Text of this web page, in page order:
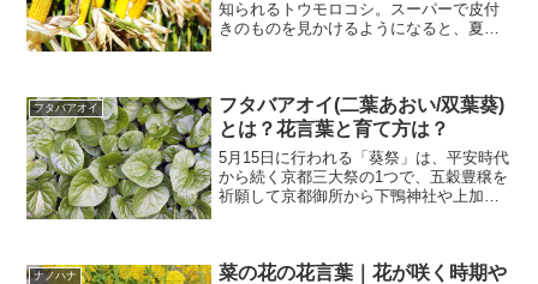
知られるトウモロコシ。スーパーで皮付
きのものを見かけるようになると、夏が
して、さまざまな料理や加...
フタバアオイ
フタバアオイ(二葉あおい/双葉葵)
とは？花言葉と育て方は？
5月15日に行われる「葵祭」は、平安時代
から続く京都三大祭の1つで、五穀豊穣を
祈願して京都御所から下鴨神社や上加茂
オイが使われていま...
ナノハナ
菜の花の花言葉｜花が咲く時期や